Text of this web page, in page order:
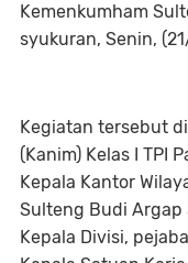
Kemenkumham
syukuran, Senin,
Kegiatan tersebut
(Kanim) Kelas I TPI
Kepala Kantor
Sulteng Budi
Kepala Divisi,